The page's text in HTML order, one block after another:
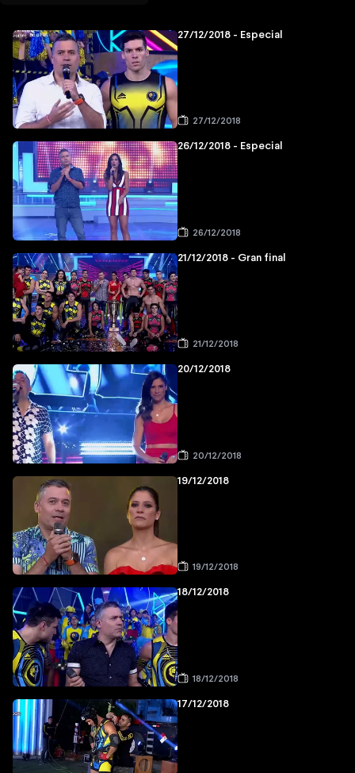
27/12/2018 - Especial
27/12/2018
26/12/2018 - Especial
26/12/2018
21/12/2018 - Gran final
21/12/2018
20/12/2018
20/12/2018
19/12/2018
19/12/2018
18/12/2018
18/12/2018
17/12/2018